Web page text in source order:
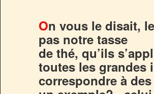
On vous le disait,
pas notre tasse
de thé, qu’ils
toutes les grandes
correspondre à